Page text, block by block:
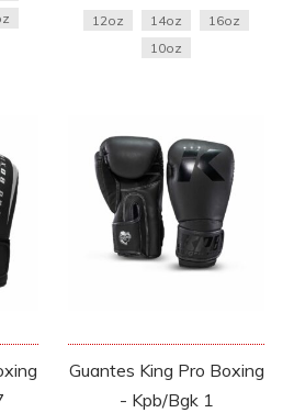
12oz 14oz
16oz
10oz
Guantes King Pro Boxing
- Kpb/Bgk 1